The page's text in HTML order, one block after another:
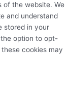
of the website. We
and understand
stored in your
option to opt-
cookies may